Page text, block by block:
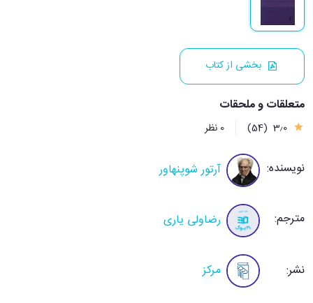
بخشی از کتاب
متعلقات و ملحقات
3٫0 (54) 0 نظر
نویسنده: آرتور شوپنهاور
مترجم: رضاولی یاری
نشر: مرکز